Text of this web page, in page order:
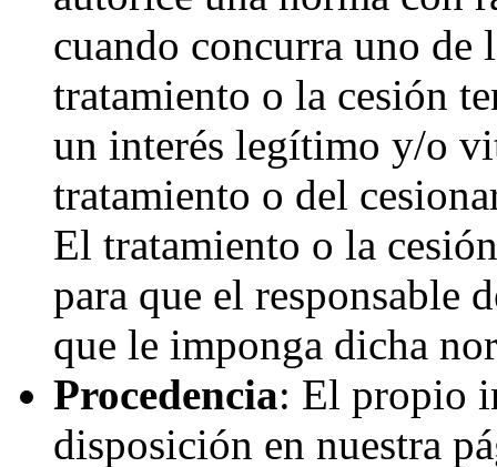
cuando concurra uno de
tratamiento o la cesión
un interés legítimo y/o
tratamiento o del
El tratamiento o la
para que el responsable
que le imponga dicha
Procedencia: El propio
disposición en nuestra